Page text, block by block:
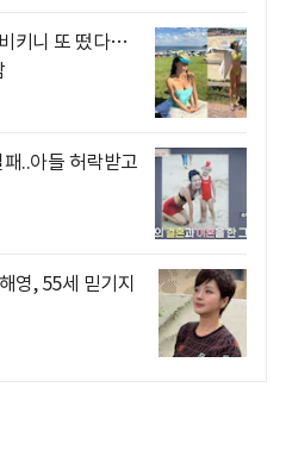
키니 또 떴다…
..아들 허락받고
영, 55세 믿기지